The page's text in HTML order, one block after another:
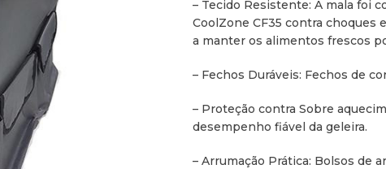
– Tecido Resistente: A mala foi
CoolZone CF35 contra
a manter os alimentos frescos
– Fechos Duráveis: Fechos de
– Proteção contra Sobre
desempenho fiável da geleira.
– Arrumação Prática: Bolsos de